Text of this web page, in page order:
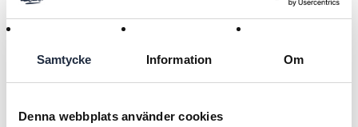
Samtycke Information Om
Denna webbplats använder cookies
Tillbehör till vattentråg Thermolac
Typ Packningsats